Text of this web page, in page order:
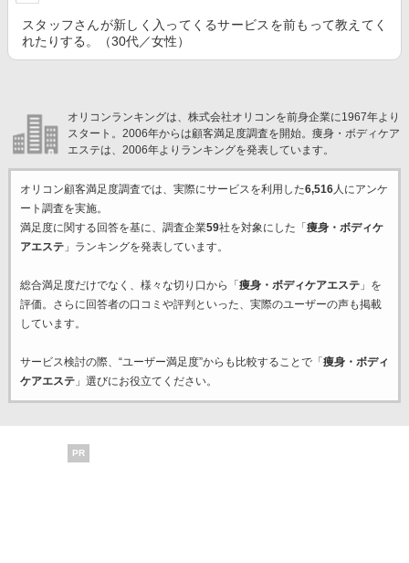
スタッフさんが新しく入ってくるサービスを前もって教えてく
れたりする。（30代／女性）
オリコンランキングは、株式会社オリコンを前身企業に1967年より
スタート。2006年からは顧客満足度調査を開始。痩身・ボディケア
エステは、2006年よりランキングを発表しています。
オリコン顧客満足度調査では、実際にサービスを利用した6,516人にアンケ
ート調査を実施。
満足度に関する回答を基に、調査企業59社を対象にした「 痩身・ボディケ
アエステ」ランキングを発表しています。
総合満足度だけでなく、様々な切り口から「 痩身・ボディケアエステ」を
評価。さらに回答者の口コミや評判といった、実際のユーザーの声も掲載
しています。
サービス検討の際、“ユーザー満足度”からも比較することで「 痩身・ボディ
ケアエステ」選びにお役立てください。
PR